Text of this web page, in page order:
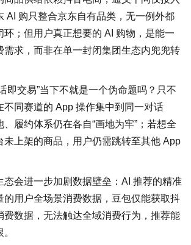
AI 购只整合京东自有品类，无一例外都
环；但用户真正想要的 AI 购物，是能一
需求，而非在单一封闭集团生态内兜兜转
即交易”当下不就是一个伪命题吗？只不
不同赛道的 App 操作集中到同一对话
履约体系仍在各自“画地为牢”；若想全
未上架的商品，用户仍需跳转至其他 App
态会进一步加剧数据壁垒：AI 推荐的精准
的用户全场景消费数据，豆包仅能获取抖
费数据，无法触达全域消费行为，推荐能